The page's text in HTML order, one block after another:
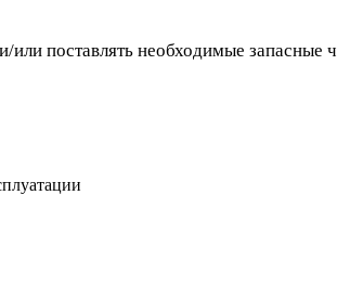
поставлять необходимые запасные